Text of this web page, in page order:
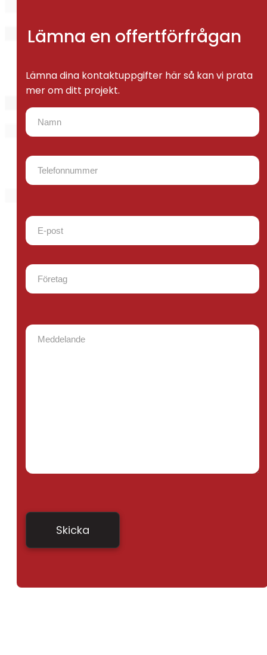
Lämna en offertförfrågan
Lämna dina kontaktuppgifter här så kan vi prata
mer om ditt projekt.